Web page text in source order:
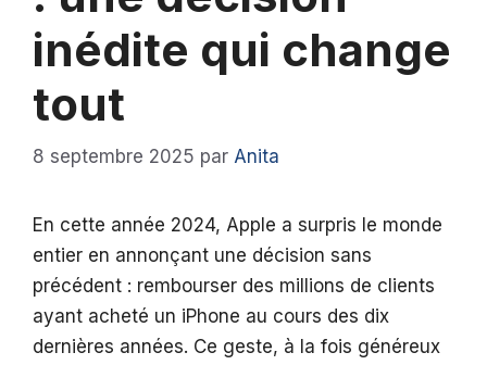
inédite qui change
tout
8 septembre 2025 par Anita
En cette année 2024, Apple a surpris le monde
entier en annonçant une décision sans
précédent : rembourser des millions de clients
ayant acheté un iPhone au cours des dix
dernières années. Ce geste, à la fois généreux